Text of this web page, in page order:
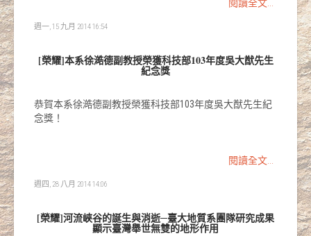
閱讀全文...
週一, 15 九月 2014 16:54
[榮耀]本系徐澔德副教授榮獲科技部103年度吳大猷先生
紀念獎
恭賀本系徐澔德副教授榮獲科技部103年度吳大猷先生紀
念獎！
閱讀全文...
週四, 28 八月 2014 14:06
[榮耀]河流峽谷的誕生與消逝─臺大地質系團隊研究成果
顯示臺灣舉世無雙的地形作用